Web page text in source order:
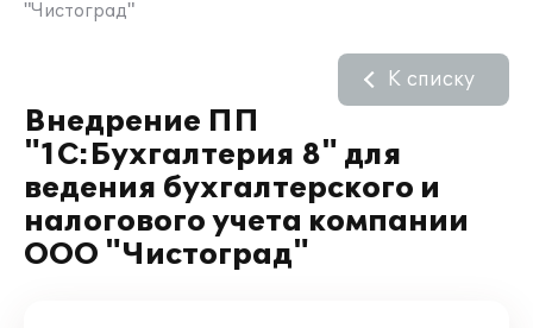
"Чистоград"
Внедрение ПП
"1С:Бухгалтерия 8" для
ведения бухгалтерского и
налогового учета компании
ООО "Чистоград"
К списку